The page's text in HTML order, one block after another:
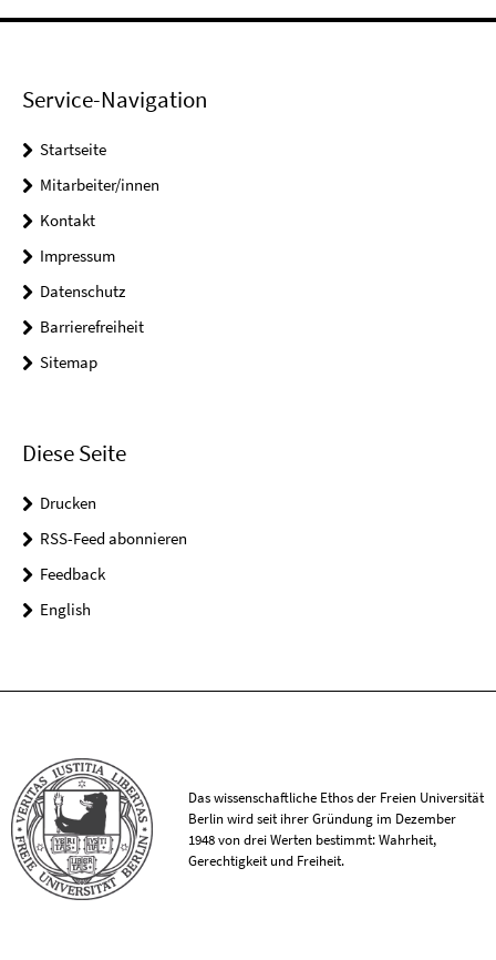
Service-Navigation
Startseite
Mitarbeiter/innen
Kontakt
Impressum
Datenschutz
Barrierefreiheit
Sitemap
Diese Seite
Drucken
RSS-Feed abonnieren
Feedback
English
Das wissenschaftliche Ethos der Freien Universität
Berlin wird seit ihrer Gründung im Dezember
1948 von drei Werten bestimmt: Wahrheit,
Gerechtigkeit und Freiheit.